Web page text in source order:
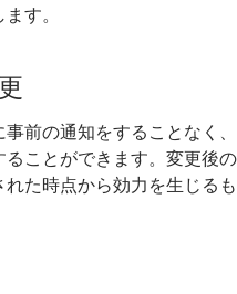
す。
前の通知をすることなく、
ことができます。変更後の
た時点から効力を生じるも